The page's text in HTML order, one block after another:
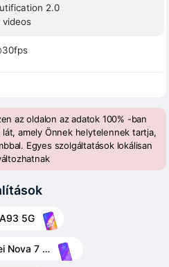
2.0
videos
az oldalon az adatok 100% -ban
amely Önnek helytelennek tartja,
Egyes szolgáltatások lokálisan
5G
Oppo F19 Pro vs Huawei Nova 7 5G